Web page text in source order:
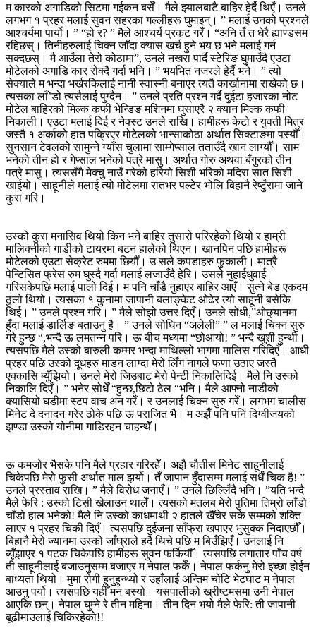
म कारको अगाडिको सिटमा गईकन बसेँ। मैले झ्यालबाटै बाहिर हेर्दै थिएँ। उनले
लगभग १ प्रहर मलाई सुवन सहरका गल्लीहरू घुमाइन्। ” मलाई उनको प्रश्नले
आश्चर्यमा पार्यो। ” “हो र? ” मैले आश्चर्य प्रकट गरेँ। “अनि तँ त धेरै ह्याण्डसम
रहिछस्। तिनीहरुलाई चिक्न जाँदा क्यास खर्च हुने भय छ भने मलाई गर्न
सक्दछस्। मै आउँला तेरो कोठामा”, उनले नखरा पार्दै स्टेरिङ घुमाउँदै एउटा
मोटेलको अगाडि कार रोक्दै गर्दा भनि। ” भयभित नजरले हेर्दै भने। ” त्यो
सेक्याले म भन्दा भर्खरकिलाई नानी स्वास्नी बनाएर त्यतै कार्खानामा राखेको छ।
त्यसका लाँ’डो त्यसैलाई पुग्दैन। ” उनले प्रति प्रश्न गर्दै दुईटा हजारका नोट
मोटेल बाहिरको मिल्क कफी भेन्डिङ मशिनमा घुसाएरै २ क्यान मिल्क कफी
निकाली। एउटा मलाई दिई र नेक्स्ट उनले राखि। हामीहरू केटो र युवती मित्र
जस्तै १ अर्काको हात पक्रिएर मोटेलको भान्साकोठा अर्थात सिक्टाङमा पस्यौँ।
सुनसान टेवलको सामुन्ने ग्याँस चुलामा साम्गेप्साल तताउँदै खान लाग्यौँ। साम
भनेको तीन हो र गेप्साल भनेको पत्रे मासु। अर्थात गोरु अथवा बँगुरको तीन
पत्रे मासु। त्यससँगै मेक्चु नाउँ गरेको हरियो सिशी भरिको मदिरा सात सिशी
खाईयो। साहूनीले मलाई त्यो मोटेलमा रातभर पल्टेर भोलि बिहानै रेष्टुँरामा जाने
कुरा गरि।
उस्को कुरा मनासिव थियो किन भने बाहिर तुसारो परिरहेको थियो र हाम्री
मालिक्नीको गाडीको टायरमा बटन हालेको थिएन। खानपिन पछि हामीहरू
मोटेलको एउटा सेक्रेट रुममा छिर्यौँ। उ सले कपडाहरु फुकाली। मात्रै
पेन्टिसित फ्रेस रुम घुस्दै गर्दा मलाई लजाउँदै हेरि। उसले नुहाईधुवाई
गरिसकेपछि मलाई पालो दिई। म पनि चाँडै नुहाएर बाहिर आएँ। सुत्ने बेड एकदम
ठुलो थियो। त्यसका १ कुनामा जापानी बलाङ्केट ओढेर त्यो साहूनी बसेकि
थिई। ” उनले प्रश्न गरि। ” मैले सोझो उत्तर दिएँ। उनले सोधी,”ओछ्यानमा
हुँदा मलाई डार्लिङ बताउनु है। ” उनले सोधिन “अलेली” ” ल मलाई चिक्न सुरु
गरे हुन्छ “,भन्दै ऊ लमतन्न परि। ऊ बीच मध्यमा “छोआयो! ” भन्दै खुशी हुन्थी।
त्यसपछि मैले उस्को बारुली कम्मर भन्दा माथिल्लो भागमा मालिस गरिदिएँ। आधी
प्रहर पछि उस्को दूधहरु माडन लाग्दा मेरो लिँग नागले फणा उठाए जस्तै
एक्कासि ब्युँझियो। उनले मेरो जिउबाट मेरो पेन्टी निकालिदिई। मैले नि उस्को
निकालि दिएँ। ” भनेर सोधेँ “हुन्छ,छिटो ठेल “भनि। मैले आफ्नो नाडीको
क्यासियो घडीमा स्टप वाच अन गरेँ। र उनलाई चिक्न सुरु गरेँ। लगभग चालीस
मिनेट दे दनादन गरेर ठोके पछि ऊ पराजित भै। म अझैँ पनि पनि दिग्वीजयको
झण्डा उस्को योनीमा गाडिरहन चाहन्थेँ।
ऊ कमजोर भैसके पनि मैले प्रहार गरिरहेँ। अझै चौतीस मिनेट साहूनीलाई
चिकेपछि मेरो फुसी अर्थात माल झर्यो। तँ जापान हुँदासम्म मलाई सधैँ चिक है! ”
उनले प्रस्ताव राखि। ” मैले विरोध जनाएँ। ” उनले छिल्लिँदै भनि। ”यति भन्दै
मैले फेरि : उस्को टिसी खेलाउन थालेँ। त्यसको मतलब मेरो पुतिमा तिम्रो लाँडो
चाँडो हाल भनेको! मैले नि उस्को काधमाथी २ हातले खैँचेर सके सम्मको शक्ति
लाएर १ प्रहर चिकी दिएँ। त्यसपछि दुईजना साँफ्रा खपाएर भुसुक्क निदाएछौँ।
बिहानै मेरो ज्यानमा उस्को जाँघ्राले हदै थिचे पछि म बिउँझिएँ। उनलाई नि
ब्यूँझाएर १ पटक चिकेपछि हामीहरू सुवन फर्कियौँ। त्यसपछि लगातार पाँच वर्ष
ती साहूनीलाई बजाउनुसम्म बजाएर म नेपाल फर्केँ। नेपाल फर्कनु मेरो इच्छा होईन
बाध्यता थियो। मुमा रोगी हुनुहुन्थ्यो र उहाँलाई अन्तिम चोटि भेटघाट म नेपाल
आउनु पर्यो। त्यसपछि यहीँ मन बस्यो। यसपालीको ख्रीष्टमसमा उनी नेपाल
आएकि छन्। नेपाल घुम्ने रे तीन महिना। तीन दिन भयो मैले फेरि: ती जापानी
बूढीमाउलाई चिकिरहेको!!